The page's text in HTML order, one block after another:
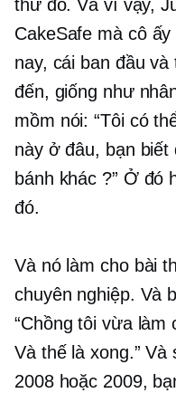
thứ đó. Và vì vậy,
CakeSafe mà cô
nay, cái ban đầu
đến, giống như
mồm nói: “Tôi có
này ở đâu, bạn
bánh khác ?” Ở đó
đó.
Và nó làm cho bài
chuyên nghiệp. Và
“Chồng tôi vừa làm
Và thế là xong.”
2008 hoặc 2009,